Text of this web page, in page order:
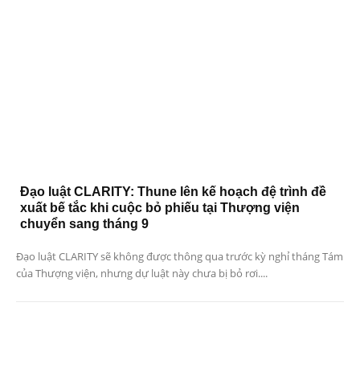
Đạo luật CLARITY: Thune lên kế hoạch đệ trình đề
xuất bế tắc khi cuộc bỏ phiếu tại Thượng viện
chuyển sang tháng 9
Đạo luật CLARITY sẽ không được thông qua trước kỳ nghỉ tháng Tám
của Thượng viện, nhưng dự luật này chưa bị bỏ rơi....